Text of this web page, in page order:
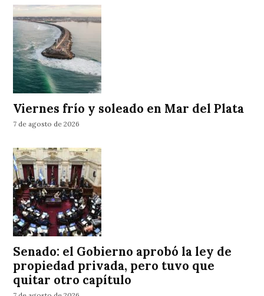
Viernes frío y soleado en Mar del Plata
7 de agosto de 2026
Senado: el Gobierno aprobó la ley de
propiedad privada, pero tuvo que
quitar otro capítulo